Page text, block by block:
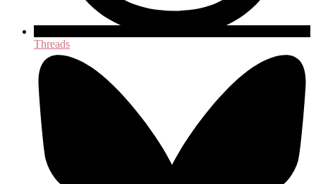
Threads